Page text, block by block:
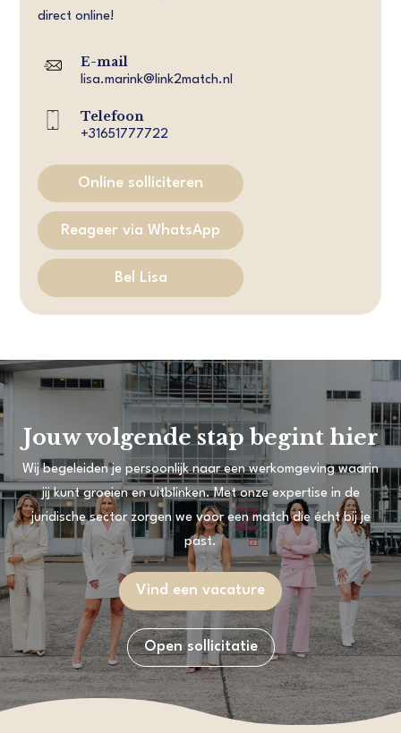
direct online!
E-mail
lisa.marink@link2match.nl
Telefoon
+31651777722
Online solliciteren
Reageer via WhatsApp
Bel Lisa
Jouw volgende stap begint hier
Wij begeleiden je persoonlijk naar een werkomgeving waarin
jij kunt groeien en uitblinken. Met onze expertise in de
juridische sector zorgen we voor een match die écht bij je
past.
Vind een vacature
Open sollicitatie